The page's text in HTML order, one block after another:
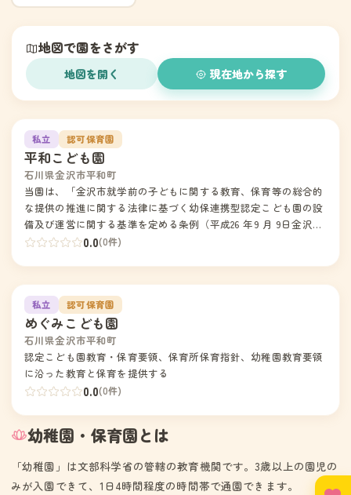
地図で園をさがす
地図を開く 現在地から探す
1私立 認可保育園
平和こども園
石川県金沢市平和町
当園は、「金沢市就学前の子どもに関する教育、保育等の総合的
な提供の推進に関する法律に基づく幼保連携型認定こども園の設
備及び運営に関する基準を定める条例（平成26 年9 月 9日金沢市
条例第45 号）」その他関係法令・通知等を遵守し、事業を実施す
0.0(0件)
2私立 認可保育園
めぐみこども園
石川県金沢市平和町
認定こども園教育・保育要領、保育所保育指針、幼稚園教育要領
に沿った教育と保育を提供する
0.0(0件)
幼稚園・保育園とは
「幼稚園」は文部科学省の管轄の教育機関です。3歳以上の園児の
みが入園できて、1日4時間程度の時間帯で通園できます。